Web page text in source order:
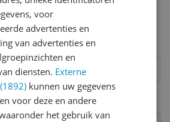
product?
7
6
5
Vraag 1 van 4
voor
advertenties en
van advertenties en
en
diensten. Externe
kunnen uw gegevens
voor deze en andere
het gebruik van